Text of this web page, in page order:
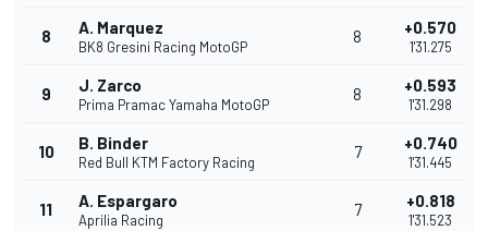
8 A. Marquez
BK8 Gresini Racing MotoGP
8 +0.570
1'31.275
9 J. Zarco
Prima Pramac Yamaha MotoGP
8 +0.593
1'31.298
10 B. Binder
Red Bull KTM Factory Racing
7 +0.740
1'31.445
11 A. Espargaro
Aprilia Racing
7 +0.818
1'31.523